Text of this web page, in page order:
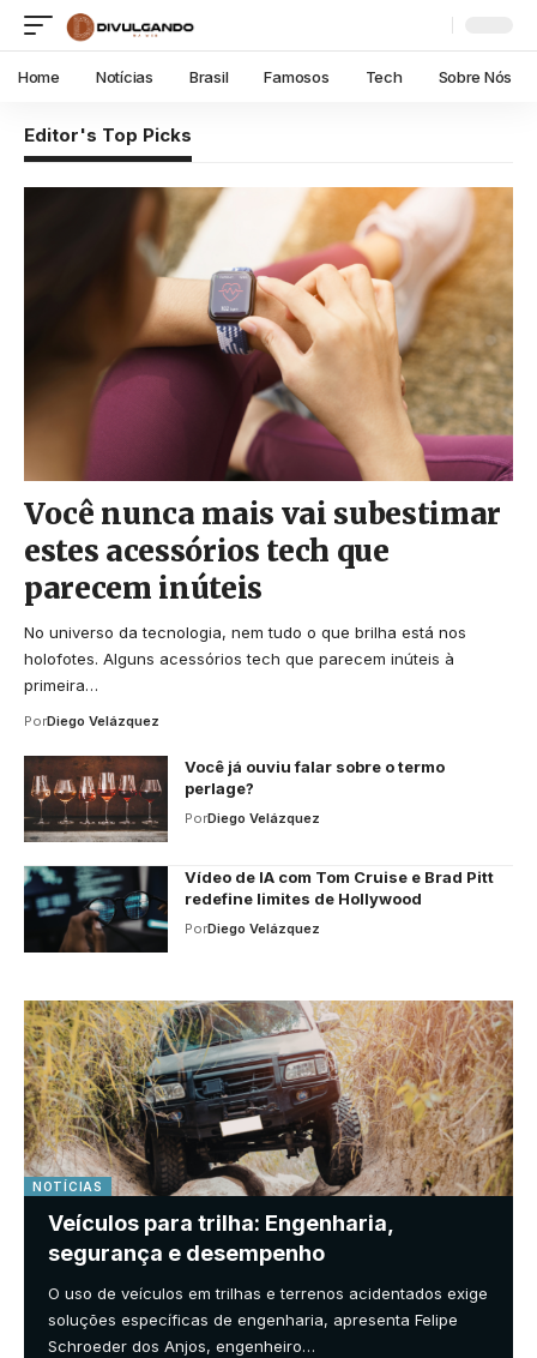
Home Notícias Brasil Famosos Tech Sobre Nós
NOTÍCIAS
Veículos para trilha: Engenharia,
segurança e desempenho
O uso de veículos em trilhas e terrenos acidentados exige
soluções específicas de engenharia, apresenta Felipe
Schroeder dos Anjos, engenheiro…
Editor's Top Picks
Você nunca mais vai subestimar
estes acessórios tech que
parecem inúteis
No universo da tecnologia, nem tudo o que brilha está nos
holofotes. Alguns acessórios tech que parecem inúteis à
primeira…
PorDiego Velázquez
Você já ouviu falar sobre o termo
perlage?
PorDiego Velázquez
Vídeo de IA com Tom Cruise e Brad Pitt
redefine limites de Hollywood
PorDiego Velázquez